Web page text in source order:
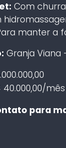
Com
manter a
Granja Viana
40.000,00/mês
para